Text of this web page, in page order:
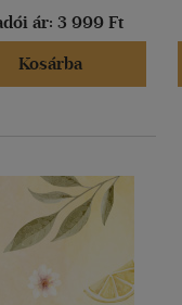
ár: 3 999 Ft
Kosárba